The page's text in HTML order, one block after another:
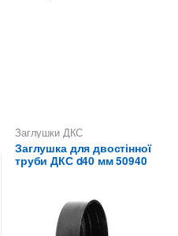
Заглушки ДКС
Заглушка для двостінної
труби ДКС d40 мм 50940